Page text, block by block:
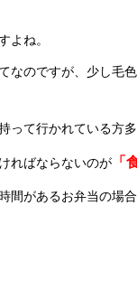
よね。
なのですが、少し毛
って行かれている方
ればならないのが 「
間があるお弁当の場